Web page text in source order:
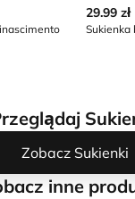
29.99 zł
Sukienka
Zobacz Sukienki
inne